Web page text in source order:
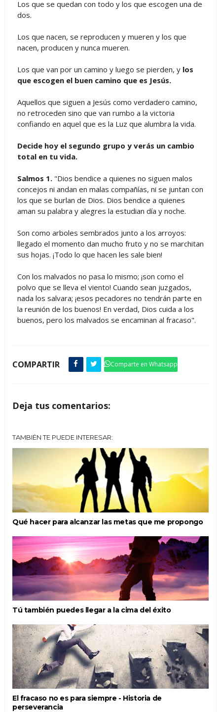
Los que se quedan con todo y los que escogen una de
dos.
Los que nacen, se reproducen y mueren y los que
nacen, producen y nunca mueren.
Los que van por un camino y luego se pierden, ylos
que escogen el buen camino que es Jesús.
Aquellos que siguen a Jesús como verdadero camino,
no retroceden sino que van rumbo a la victoria
confiando en aquel que es la Luz que alumbra la vida.
Decide hoy el segundo grupo y verás un cambio
total en tu vida.
Salmos 1."Dios bendice a quienes no siguen malos
concejos ni andan en malas compañías, ni se juntan con
los que se burlan de Dios. Dios bendice a quienes
aman su palabra y alegres la estudian día y noche.
Son como arboles sembrados junto a los arroyos:
llegado el momento dan mucho fruto y no se marchitan
sus hojas. ¡Todo lo que hacen les sale bien!
Con los malvados no pasa lo mismo; ¡son como el
polvo que se lleva el viento! Cuando sean juzgados,
nada los salvara; ¡esos pecadores no tendrán parte en
la reunión de los buenos! En verdad, Dios cuida a los
buenos, pero los malvados se encaminan al fracaso".
COMPARTIR Comparte en Whatsapp
Deja tus comentarios:
TAMBIÉN TE PUEDE INTERESAR:
Qué hacer para alcanzar las metas que me propongo
Tú también puedes llegar a la cima del éxito
El fracaso no es para siempre - Historia de
perseverancia